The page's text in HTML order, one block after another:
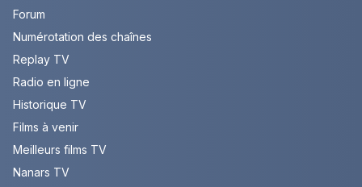
Forum
Numérotation des chaînes
Replay TV
Radio en ligne
Historique TV
Films à venir
Meilleurs films TV
Nanars TV